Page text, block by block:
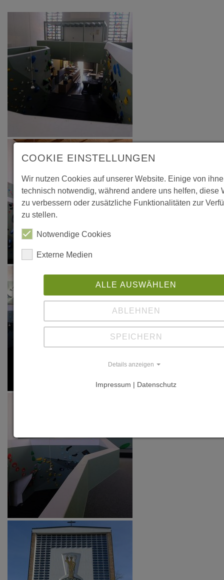
COOKIE EINSTELLUNGEN
Wir nutzen Cookies auf unserer Website. Einige von
technisch notwendig, während andere uns helfen, diese
zu verbessern oder zusätzliche Funktionalitäten zur
zu stellen.
Notwendige Cookies
Externe Medien
ALLE AUSWÄHLEN
ABLEHNEN
SPEICHERN
Details anzeigen
Impressum | Datenschutz